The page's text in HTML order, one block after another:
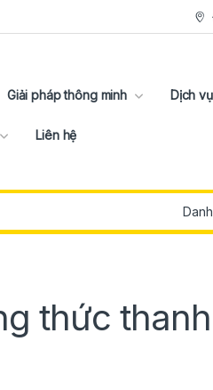
Giải pháp thông minh Dịch vụ
Liên hệ
thức